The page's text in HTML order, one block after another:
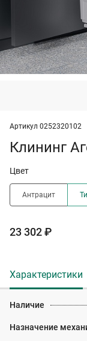
Артикул 0252320102
Клининг
Цвет
Антрацит
23 302 ₽
Характеристики
Наличие
Назначение